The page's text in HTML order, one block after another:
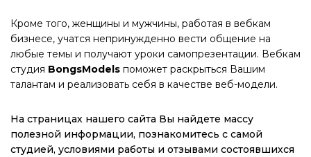
Кроме того, женщины и мужчины, работая в вебкам
бизнесе, учатся непринужденно вести общение на
любые темы и получают уроки самопрезентации. Вебкам
студия BongsModels поможет раскрыться Вашим
талантам и реализовать себя в качестве веб-модели.
На страницах нашего сайта Вы найдете массу
полезной информации, познакомитесь с самой
студией, условиями работы и отзывами состоявшихся